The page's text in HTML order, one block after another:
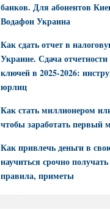
банков. Для абонентов
Водафон Украина
Как сдать отчет в
Украине. Сдача
ключей в 2025-2026:
юрлиц
Как стать миллионером
чтобы заработать первый
Как привлечь деньги в
научиться срочно
правила, приметы